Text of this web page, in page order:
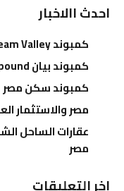
احدث االاخبار
كمبوند Dream Valley
كمبوند بيان BAYAN Compound
كمبوند سكن مصر
مصر والاستثمار
عقارات الساحل
مصر
اخر التعليقات